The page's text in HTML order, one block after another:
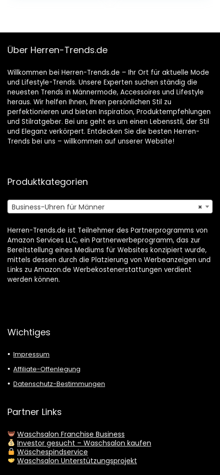
ürtel Geschenk für
Männer
Über Herren-Trends.de
Willkommen bei Herren-Trends.de – Ihr Ort für aktuelle Mode
und Lifestyle-Trends. Unsere Experten suchen ständig die
neuesten Trends in Männermode, Accessoires und Lifestyle
heraus. Wir helfen Ihnen, Ihren persönlichen Stil zu
perfektionieren und bieten Inspiration, Produktempfehlungen
und Stilratgeber. Bei uns geht es um einen Lebensstil, der Stil
und Eleganz verkörpert. Entdecken Sie die besten Herren-
Trends bei uns – willkommen auf unserer Website!
Produktkategorien
×
Business-Uhren für Männer
Herren-Trends.de ist Teilnehmer des Partnerprogramms von
Amazon Services LLC, ein Partnerwerbeprogramm, das zur
Bereitstellung eines Mediums für Websites konzipiert wurde,
mittels dessen durch die Platzierung von Werbeanzeigen und
Links zu Amazon.de Werbekostenerstattungen verdient
werden können.
Wichtiges
Impressum
Affiliate-Offenlegung
Datenschutz-Bestimmungen
Partner Links
Waschsalon Franchise Business
Investor gesucht – Waschsalon kaufen
Wäschespindservice
Waschsalon Unterstützungsprojekt